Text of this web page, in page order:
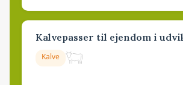
Kalvepasser til ejendom i
Kalve